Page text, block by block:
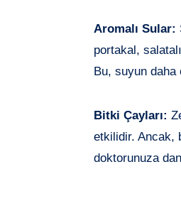
Aromalı Sular:
portakal,
Bu, suyun daha
Bitki Çayları:
etkilidir. Ancak,
doktorunuza